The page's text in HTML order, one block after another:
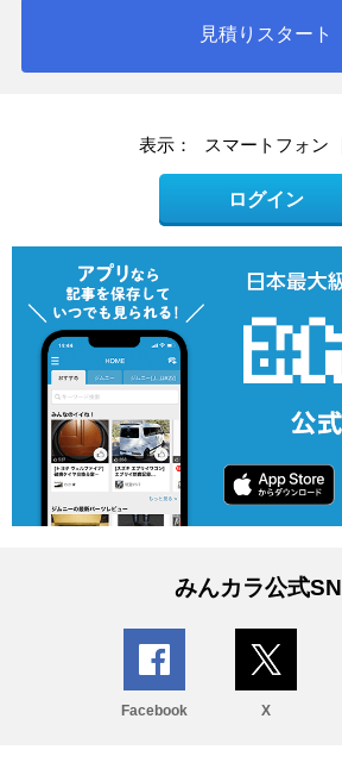
見積りスタート
表示： スマートフォン
ログイン
みんカラ公式
Facebook X